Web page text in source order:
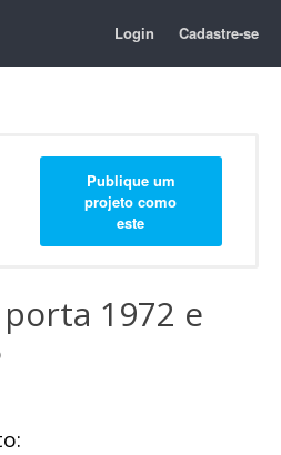
Login Cadastre-se
Publique um
projeto como
este
1972 e